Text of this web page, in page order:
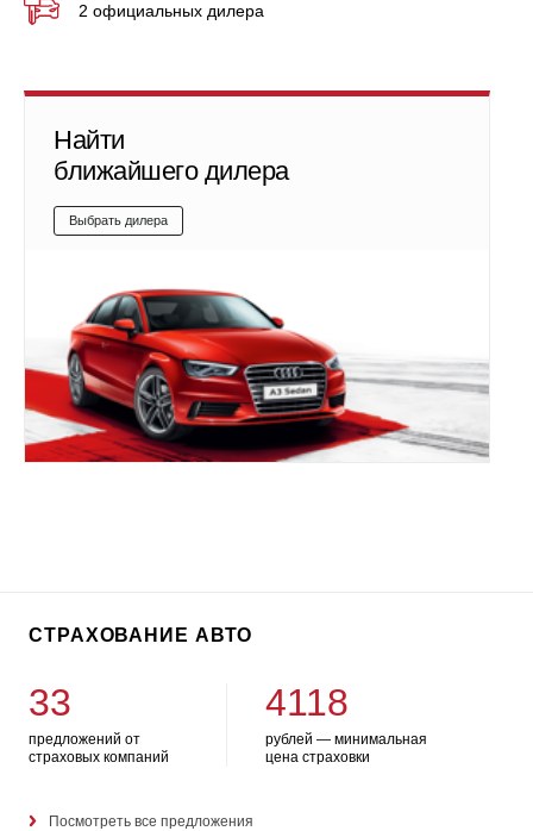
2 официальных дилера
Найти
ближайшего дилера
Выбрать дилера
СТРАХОВАНИЕ АВТО
33
предложений от
страховых компаний
4118
рублей — минимальная
цена страховки
Посмотреть все предложения